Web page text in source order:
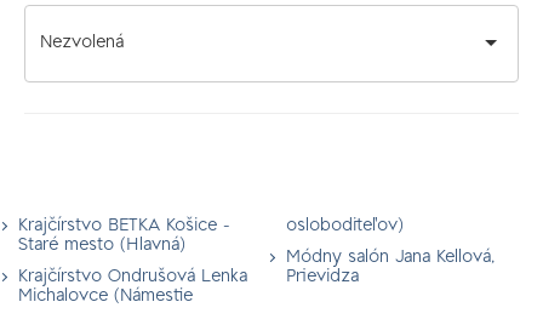
Nezvolená
Krajčírstvo BETKA Košice -
Staré mesto (Hlavná)
Krajčírstvo Ondrušová Lenka
Michalovce (Námestie
osloboditeľov)
Módny salón Jana Kellová,
Prievidza